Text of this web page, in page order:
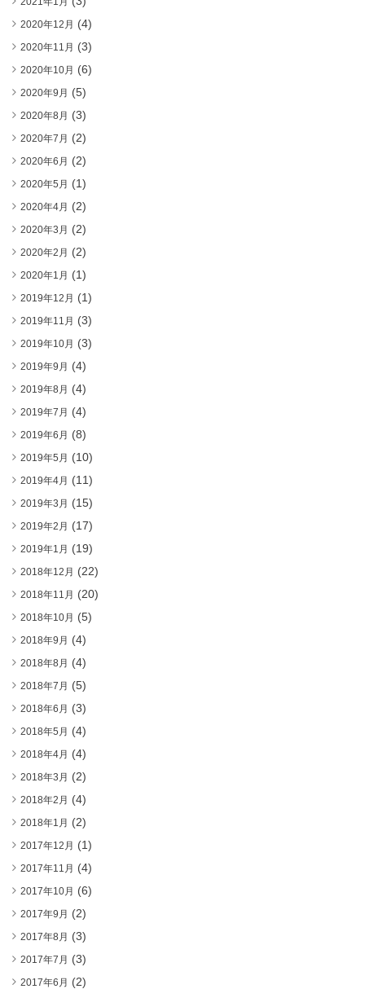
2020年12月 (4)
2020年11月 (3)
2020年10月 (6)
2020年9月 (5)
2020年8月 (3)
2020年7月 (2)
2020年6月 (2)
2020年5月 (1)
2020年4月 (2)
2020年3月 (2)
2020年2月 (2)
2020年1月 (1)
2019年12月 (1)
2019年11月 (3)
2019年10月 (3)
2019年9月 (4)
2019年8月 (4)
2019年7月 (4)
2019年6月 (8)
2019年5月 (10)
2019年4月 (11)
2019年3月 (15)
2019年2月 (17)
2019年1月 (19)
2018年12月 (22)
2018年11月 (20)
2018年10月 (5)
2018年9月 (4)
2018年8月 (4)
2018年7月 (5)
2018年6月 (3)
2018年5月 (4)
2018年4月 (4)
2018年3月 (2)
2018年2月 (4)
2018年1月 (2)
2017年12月 (1)
2017年11月 (4)
2017年10月 (6)
2017年9月 (2)
2017年8月 (3)
2017年7月 (3)
2017年6月 (2)